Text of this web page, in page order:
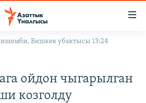
Бишкек убактысы 13:24
ойдон чыгарылган
козголду